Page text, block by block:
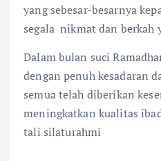
yang sebesar-besarnya
segala nikmat dan berkah
Dalam bulan suci
dengan penuh kesadaran
semua telah diberikan
meningkatkan kualitas
tali silaturahmi